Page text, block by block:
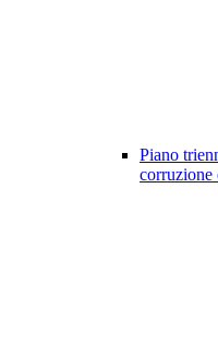
Piano
corruzione